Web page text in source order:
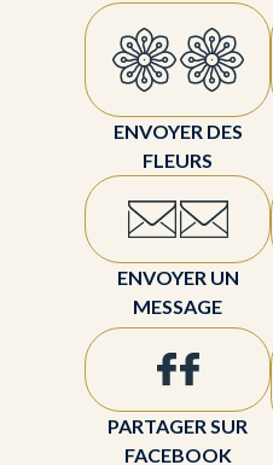
ENVOYER DES
FLEURS
ENVOYER UN
MESSAGE
PARTAGER SUR
FACEBOOK